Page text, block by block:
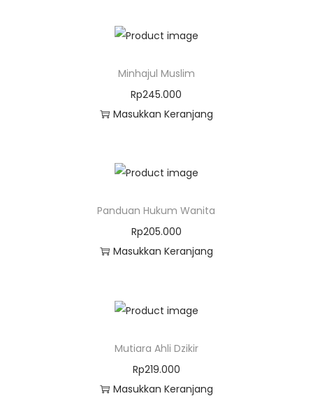
Minhajul Muslim
Rp245.000
Masukkan Keranjang
Panduan Hukum Wanita
Rp205.000
Masukkan Keranjang
Mutiara Ahli Dzikir
Rp219.000
Masukkan Keranjang